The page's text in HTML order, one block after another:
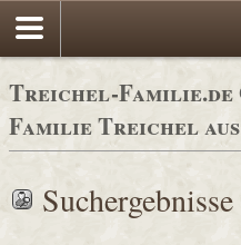
Treichel-Familie.de
Familie Treichel
Suchergebnisse